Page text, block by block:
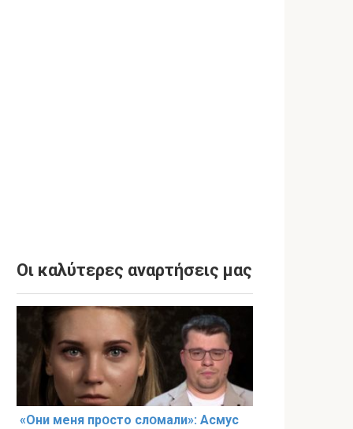
Οι καλύτερες αναρτήσεις μας
«Они меня прօсто слօмали»: Асмус